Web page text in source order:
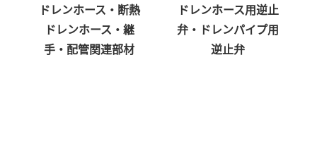
ドレンホース・断熱
ドレンホース・継
手・配管関連部材
ドレンホース用逆止
弁・ドレンパイプ用
逆止弁